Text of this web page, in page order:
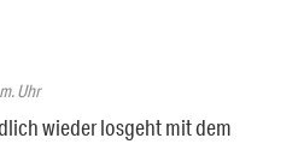
Uhr
wieder losgeht mit dem